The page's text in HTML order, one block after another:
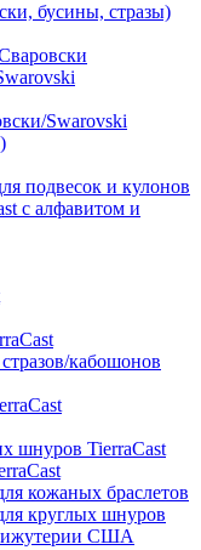
бусины, стразы)
Swarovski
подвесок и кулонов
с алфавитом и
кабошонов
шнуров TierraCast
кожаных браслетов
круглых шнуров
США